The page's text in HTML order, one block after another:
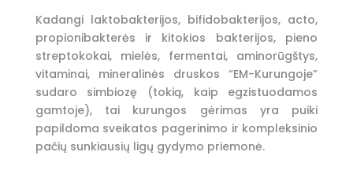
Kadangi laktobakterijos, bifidobakterijos, acto,
propionibakterės ir kitokios bakterijos, pieno
streptokokai, mielės, fermentai, aminorūgštys,
vitaminai, mineralinės druskos “EM-Kurungoje”
sudaro simbiozę (tokią, kaip egzistuodamos
gamtoje), tai kurungos gėrimas yra puiki
papildoma sveikatos pagerinimo ir kompleksinio
pačių sunkiausių ligų gydymo priemonė.